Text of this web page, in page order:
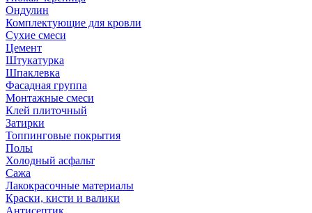
Ондулин
Комплектующие для кровли
Сухие смеси
Цемент
Штукатурка
Шпаклевка
Фасадная группа
Монтажные смеси
Клей плиточный
Затирки
Топпинговые покрытия
Полы
Холодный асфальт
Сажа
Лакокрасочные материалы
Краски, кисти и валики
Антисептик